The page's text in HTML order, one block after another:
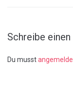
Schreibe
Du musst